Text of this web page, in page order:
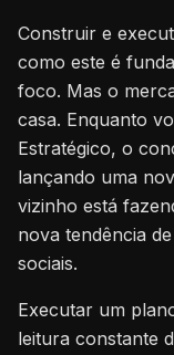
Construir e
como este é
foco. Mas o
casa. Enquanto
Estratégico, o
lançando uma
vizinho está
nova tendência
sociais.
Executar um
leitura constante